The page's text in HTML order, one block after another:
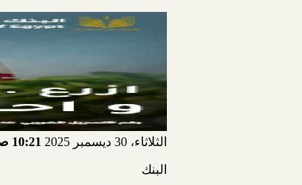
الثلاثاء، 30 ديسمبر 2025 10:21 صـ
البنك